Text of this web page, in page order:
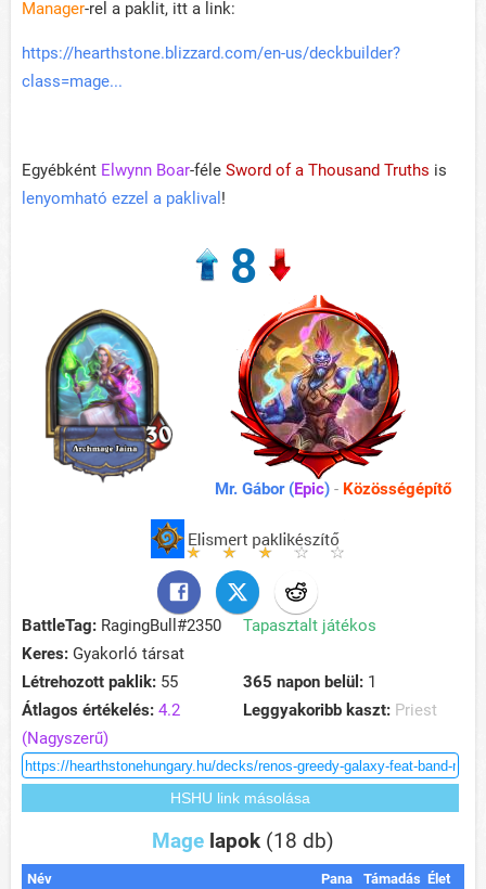
Manager-rel a paklit, itt a link:
https://hearthstone.blizzard.com/en-us/deckbuilder?
class=mage...
Egyébként Elwynn Boar-féle Sword of a Thousand Truths is
lenyomható ezzel a paklival !
8
Mr. Gábor (Epic)- Közösségépítő
BattleTag: RagingBull#2350
Tapasztalt játékos
Keres: Gyakorló társat
Létrehozott paklik: 55 365 napon belül: 1
Átlagos értékelés: 4.2
(Nagyszerű)
Leggyakoribb kaszt: Priest
Mage lapok (18 db)
Név Pana Támadás Élet